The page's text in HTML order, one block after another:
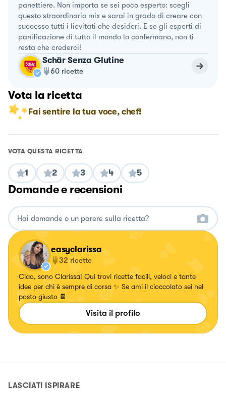
panettiere. Non importa se sei poco esperto: scegli
questo straordinario mix e sarai in grado di creare con
successo tutti i lievitati che desideri. E se gli esperti di
panificazione di tutto il mondo lo confermano, non ti
resta che crederci!
Schär Senza Glutine
60 ricette
Vota la ricetta
Fai sentire la tua voce, chef!
VOTA QUESTA RICETTA
1 2 3 4 5
Domande e recensioni
easyclarissa
32 ricette
Ciao, sono Clarissa! Qui trovi ricette facili, veloci e tante
idee per chi è sempre di corsa ✨ Se ami il cioccolato sei nel
posto giusto 🍫
Visita il profilo
LASCIATI ISPIRARE